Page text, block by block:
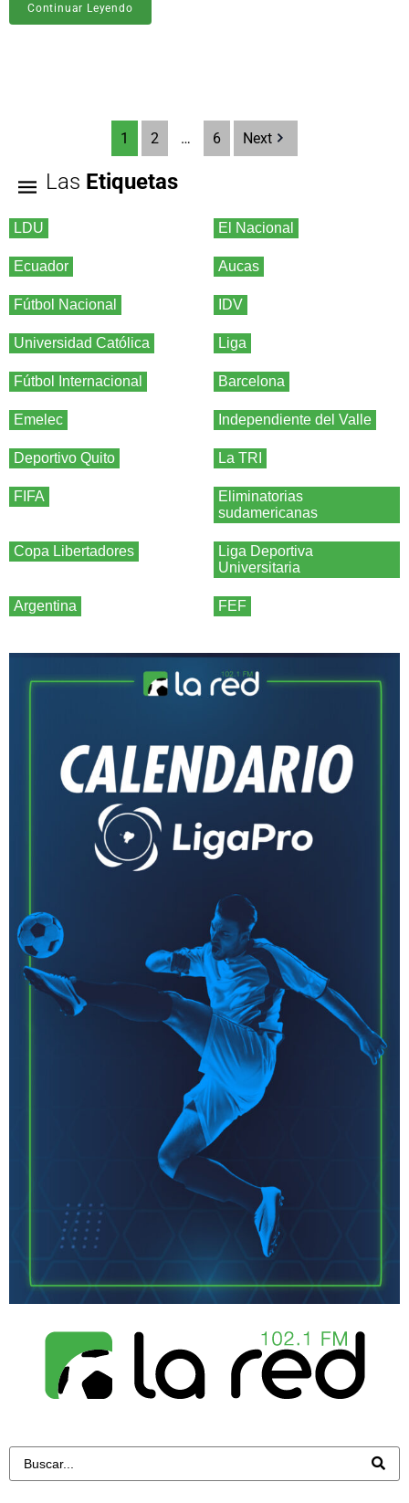
Continuar Leyendo
1 2 … 6 Next
Las Etiquetas
LDU El Nacional
Ecuador Aucas
Fútbol Nacional IDV
Universidad Católica Liga
Fútbol Internacional Barcelona
Emelec Independiente del Valle
Deportivo Quito La TRI
FIFA
Eliminatorias
sudamericanas
Copa Libertadores
Liga Deportiva
Universitaria
Argentina FEF